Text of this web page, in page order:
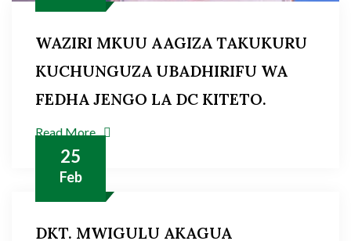
WAZIRI MKUU AAGIZA TAKUKURU
KUCHUNGUZA UBADHIRIFU WA
FEDHA JENGO LA DC KITETO.
Read More
25
Feb
DKT. MWIGULU AKAGUA